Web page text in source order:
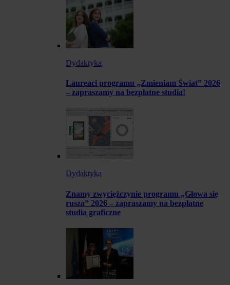
Dydaktyka
Laureaci programu „Zmieniam Świat” 2026
– zapraszamy na bezpłatne studia!
Dydaktyka
Znamy zwyciężczynie programu „Głowa się
rusza” 2026 – zapraszamy na bezpłatne
studia graficzne